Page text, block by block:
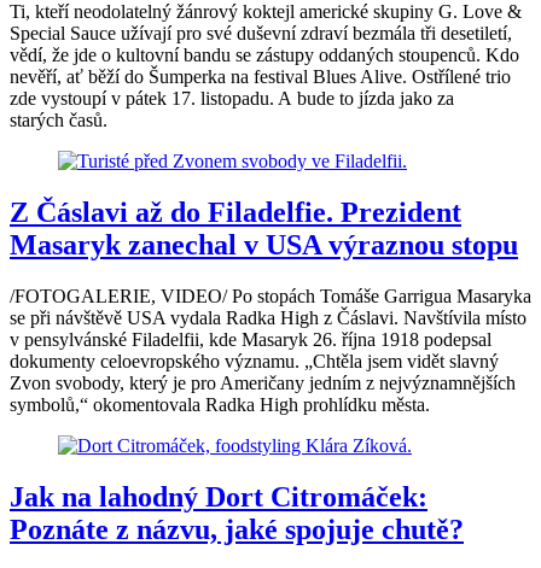
Ti, kteří neodolatelný žánrový koktejl americké skupiny G. Love &
Special Sauce užívají pro své duševní zdraví bezmála tři desetiletí,
vědí, že jde o kultovní bandu se zástupy oddaných stoupenců. Kdo
nevěří, ať běží do Šumperka na festival Blues Alive. Ostřílené trio
zde vystoupí v pátek 17. listopadu. A bude to jízda jako za
starých časů.
Z Čáslavi až do Filadelfie. Prezident
Masaryk zanechal v USA výraznou stopu
/FOTOGALERIE, VIDEO/ Po stopách Tomáše Garrigua Masaryka
se při návštěvě USA vydala Radka High z Čáslavi. Navštívila místo
v pensylvánské Filadelfii, kde Masaryk 26. října 1918 podepsal
dokumenty celoevropského významu. „Chtěla jsem vidět slavný
Zvon svobody, který je pro Američany jedním z nejvýznamnějších
symbolů,“ okomentovala Radka High prohlídku města.
Jak na lahodný Dort Citromáček:
Poznáte z názvu, jaké spojuje chutě?